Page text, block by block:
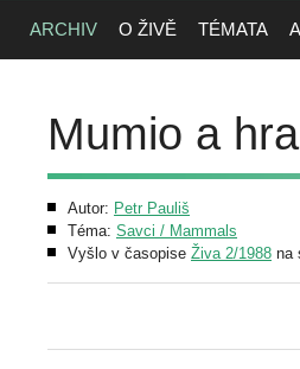
ARCHIV O ŽIVĚ TÉMATA
Mumio a
Autor: Petr Pauliš
Téma: Savci / Mammals
Vyšlo v časopise Živa 2/1988 na